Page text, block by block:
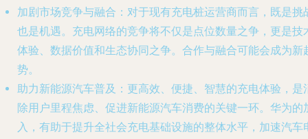
加剧市场竞争与融合 ：对于现有充电桩运营商而言，既是挑
也是机遇。充电网络的竞争将不仅是点位数量之争，更是技
体验、数据价值和生态协同之争。合作与融合可能会成为新
势。
助力新能源汽车普及 ：更高效、便捷、智慧的充电体验，是
除用户里程焦虑、促进新能源汽车消费的关键一环。华为的
入，有助于提升全社会充电基础设施的整体水平，加速汽车